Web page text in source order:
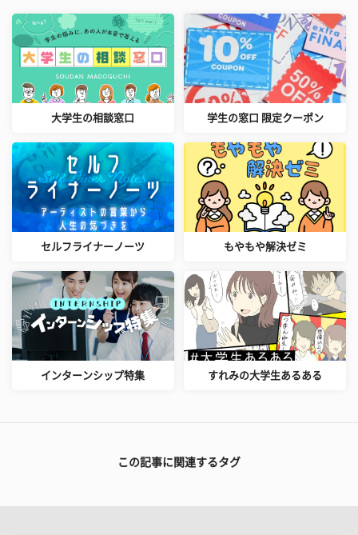
大学生の相談窓口 学生の窓口 限定クーポン
セルフライナーノーツ もやもや解決ゼミ
インターンシップ特集 すれみの大学生あるある
この記事に関連するタグ